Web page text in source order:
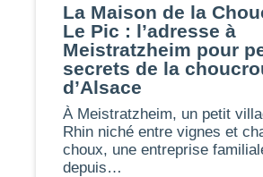
La Maison de la
Le Pic : l’adresse à
Meistratzheim pour
secrets de la
d’Alsace
À Meistratzheim, un petit
Rhin niché entre vignes et
choux, une entreprise
depuis…